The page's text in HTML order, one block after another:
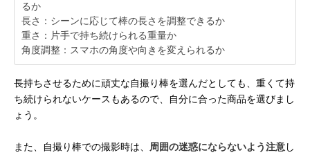
るか
長さ：シーンに応じて棒の長さを調整できるか
重さ：片手で持ち続けられる重量か
角度調整：スマホの角度や向きを変えられるか
長持ちさせるために頑丈な自撮り棒を選んだとしても、重くて持
ち続けられないケースもあるので、自分に合った商品を選びまし
ょう。
また、自撮り棒での撮影時は、 周囲の迷惑にならないよう注意し